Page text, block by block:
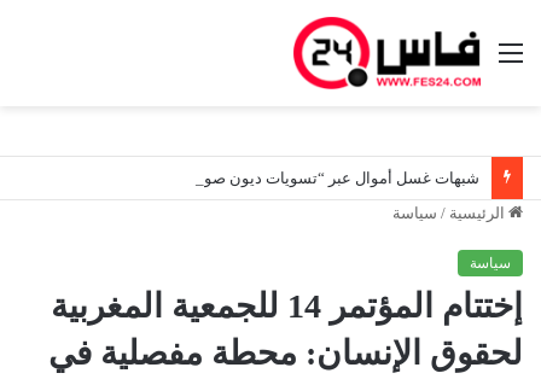
القائمة
الرئيسية / سياسة
سياسة
إختتام المؤتمر 14 للجمعية المغربية
لحقوق الإنسان: محطة مفصلية في